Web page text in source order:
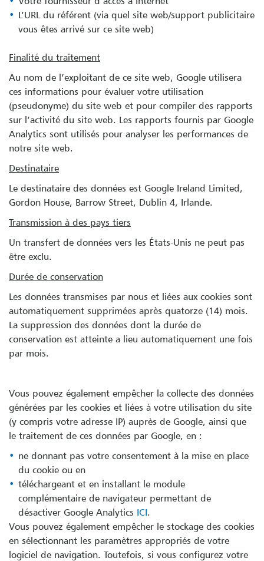
L’URL du référent (via quel site web/support publicitaire
vous êtes arrivé sur ce site web)
Finalité du traitement
Au nom de l’exploitant de ce site web, Google utilisera
ces informations pour évaluer votre utilisation
(pseudonyme) du site web et pour compiler des rapports
sur l’activité du site web. Les rapports fournis par Google
Analytics sont utilisés pour analyser les performances de
notre site web.
Destinataire
Le destinataire des données est Google Ireland Limited,
Gordon House, Barrow Street, Dublin 4, Irlande.
Transmission à des pays tiers
Un transfert de données vers les États-Unis ne peut pas
être exclu.
Durée de conservation
Les données transmises par nous et liées aux cookies sont
automatiquement supprimées après quatorze (14) mois.
La suppression des données dont la durée de
conservation est atteinte a lieu automatiquement une fois
par mois.
Vous pouvez également empêcher la collecte des données
générées par les cookies et liées à votre utilisation du site
(y compris votre adresse IP) auprès de Google, ainsi que
le traitement de ces données par Google, en :
ne donnant pas votre consentement à la mise en place
du cookie ou en
téléchargeant et en installant le module
complémentaire de navigateur permettant de
désactiver Google Analytics ICI.
Vous pouvez également empêcher le stockage des cookies
en sélectionnant les paramètres appropriés de votre
logiciel de navigation. Toutefois, si vous configurez votre